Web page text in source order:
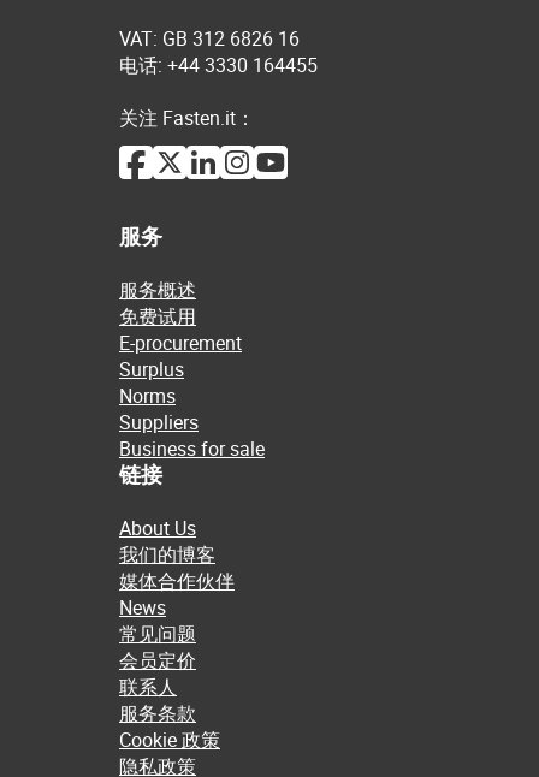
VAT: GB 312 6826 16
电话: +44 3330 164455
关注 Fasten.it：
服务
服务概述
免费试用
E-procurement
Surplus
Norms
Suppliers
Business for sale
链接
About Us
我们的博客
媒体合作伙伴
News
常见问题
会员定价
联系人
服务条款
Cookie 政策
隐私政策